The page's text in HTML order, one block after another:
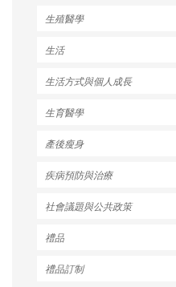
生殖醫學
生活
生活方式與個人成長
生育醫學
產後瘦身
疾病預防與治療
社會議題與公共政策
禮品
禮品訂制